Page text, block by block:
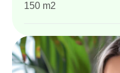
150 m2